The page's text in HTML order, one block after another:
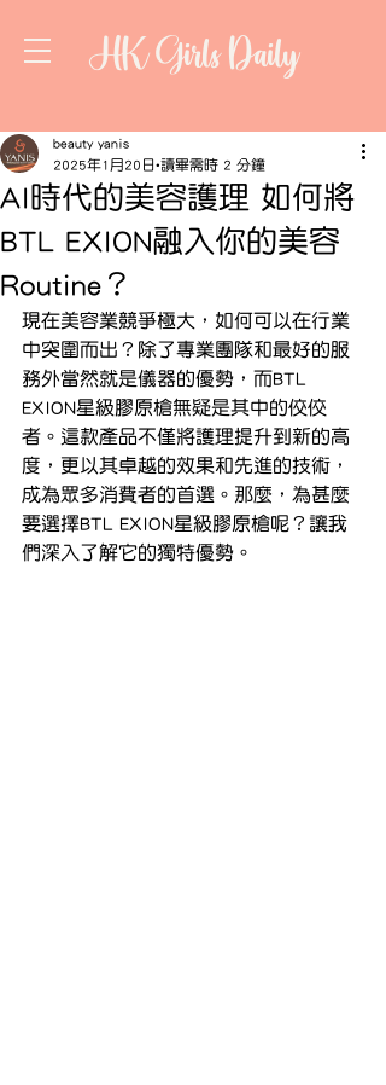
HK Girls Daily
AI時代的美容護理 如何將
BTL EXION融入你的美容
Routine？
beauty yanis
2025年1月20日 讀畢需時 2 分鐘
現在美容業競爭極大，如何可以在行業
中突圍而出？除了專業團隊和最好的服
務外當然就是儀器的優勢，而BTL
EXION星級膠原槍無疑是其中的佼佼
者。這款產品不僅將護理提升到新的高
度，更以其卓越的效果和先進的技術，
成為眾多消費者的首選。那麼，為甚麼
要選擇BTL EXION星級膠原槍呢？讓我
們深入了解它的獨特優勢。